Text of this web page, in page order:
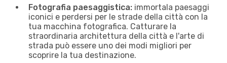
Fotografia paesaggistica: immortala paesaggi
iconici e perdersi per le strade della città con la
tua macchina fotografica. Catturare la
straordinaria architettura della città e l'arte di
strada può essere uno dei modi migliori per
scoprire la tua destinazione.